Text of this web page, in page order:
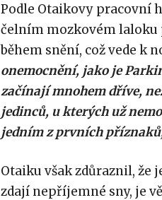
Podle Otaikovy pracovní
čelním mozkovém laloku
během snění, což vede k
onemocnění, jako je
začínají mnohem dříve,
jedinců, u kterých už
jedním z prvních
Otaiku však zdůraznil, že
zdají nepříjemné sny, je